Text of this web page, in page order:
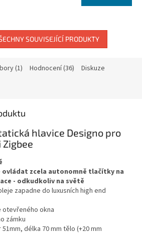
SOUVISEJÍCÍ PRODUKTY
(1) Hodnocení (36) Diskuze
hlavice Designo pro
ovládat zcela autonomně tlačítky na
- odkudkoliv na světě
zapadne do luxusních high end
okna
zámku
délka 70 mm tělo (+20 mm